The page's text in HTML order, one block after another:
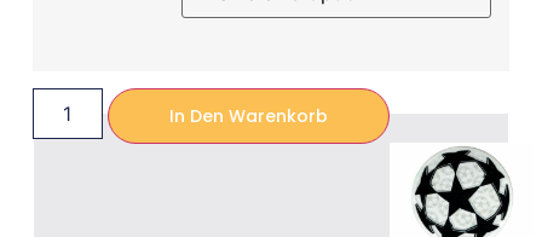
In Den Warenkorb